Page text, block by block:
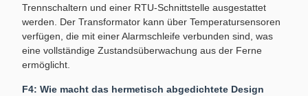
Trennschaltern und einer RTU-Schnittstelle ausgestattet
werden. Der Transformator kann über Temperatursensoren
verfügen, die mit einer Alarmschleife verbunden sind, was
eine vollständige Zustandsüberwachung aus der Ferne
ermöglicht.
F4: Wie macht das hermetisch abgedichtete Design